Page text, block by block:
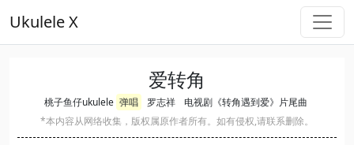
Ukulele X
爱转角
桃子鱼仔ukulele 弹唱 罗志祥
电视剧《转角遇到爱》片尾曲
*本内容从网络收集，版权属原作者所有。如有侵权,请联系删除。